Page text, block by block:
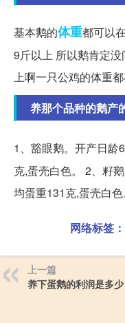
基本鹅的体重都可以
9斤以上 所以鹅肯定
上啊一只公鸡的体重
养那个品种的鹅产
1、豁眼鹅。开产日龄
克,蛋壳白色。 2、籽
均蛋重131克,蛋壳白色
网络标签：
上一篇
养下蛋鹅的利润是多少